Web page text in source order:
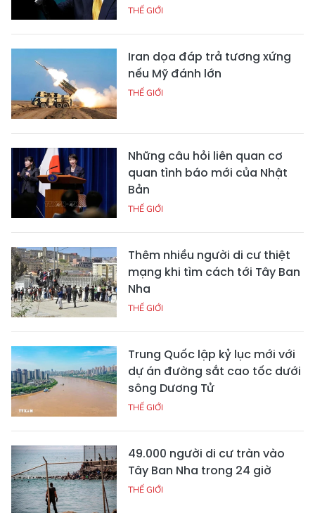
THẾ GIỚI
Iran dọa đáp trả tương xứng
nếu Mỹ đánh lớn
THẾ GIỚI
Những câu hỏi liên quan cơ
quan tình báo mới của Nhật
Bản
THẾ GIỚI
Thêm nhiều người di cư thiệt
mạng khi tìm cách tới Tây Ban
Nha
THẾ GIỚI
Trung Quốc lập kỷ lục mới với
dự án đường sắt cao tốc dưới
sông Dương Tử
THẾ GIỚI
49.000 người di cư tràn vào
Tây Ban Nha trong 24 giờ
THẾ GIỚI